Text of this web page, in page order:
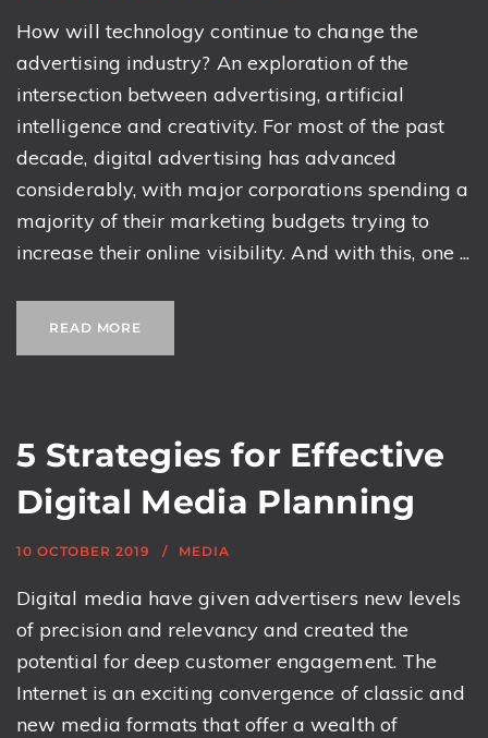
How will technology continue to change the
advertising industry? An exploration of the
intersection between advertising, artificial
intelligence and creativity. For most of the past
decade, digital advertising has advanced
considerably, with major corporations spending a
majority of their marketing budgets trying to
increase their online visibility. And with this, one ...
READ MORE
5 Strategies for Effective
Digital Media Planning
10 OCTOBER 2019 MEDIA
Digital media have given advertisers new levels
of precision and relevancy and created the
potential for deep customer engagement. The
Internet is an exciting convergence of classic and
new media formats that offer a wealth of